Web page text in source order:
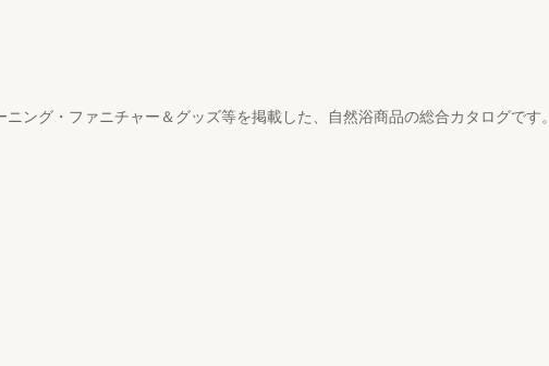
ング・ファニチャー＆グッズ等を掲載した、自然浴商品の総合カタログです。